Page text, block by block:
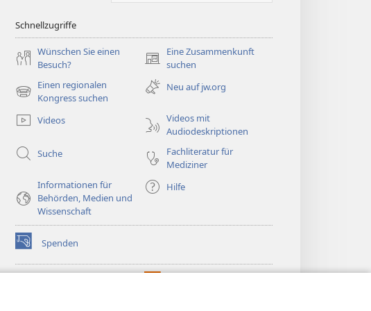
Schnellzugriffe
Wünschen Sie einen
Besuch?
Eine Zusammenkunft
suchen
(öffnet
neues
Fenster)
Einen regionalen
Kongress suchen
(öffnet
Fenster)
Neu auf jw.org
Videos
Videos mit
Audiodeskriptionen
Suche
Fachliteratur für
Mediziner
Informationen für
Behörden, Medien und
Wissenschaft
Hilfe
Spenden
(öffnet
neues
Fenster)